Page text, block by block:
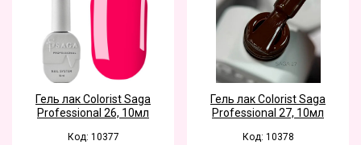
Гель лак Colorist Saga
Professional 26, 10мл
Код: 10377
Гель лак Colorist Saga
Professional 27, 10мл
Код: 10378